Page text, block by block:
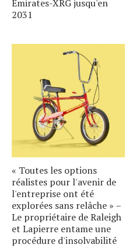
Emirates-XRG jusqu'en
2031
« Toutes les options
réalistes pour l'avenir de
l'entreprise ont été
explorées sans relâche » –
Le propriétaire de Raleigh
et Lapierre entame une
procédure d'insolvabilité